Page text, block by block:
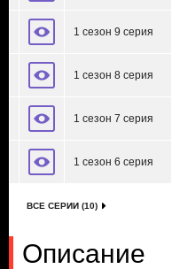
1 сезон 9 серия
1 сезон 8 серия
1 сезон 7 серия
1 сезон 6 серия
ВСЕ СЕРИИ (10)
Описание